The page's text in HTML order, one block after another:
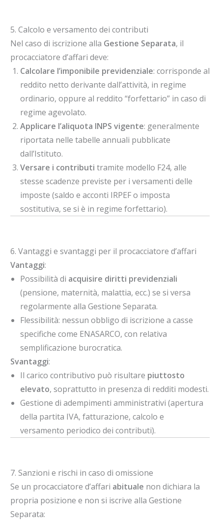
5. Calcolo e versamento dei contributi
Nel caso di iscrizione alla Gestione Separata, il
procacciatore d’affari deve:
Calcolare l’imponibile previdenziale: corrisponde al
reddito netto derivante dall’attività, in regime
ordinario, oppure al reddito “forfettario” in caso di
regime agevolato.
Applicare l’aliquota INPS vigente: generalmente
riportata nelle tabelle annuali pubblicate
dall’Istituto.
Versare i contributi tramite modello F24, alle
stesse scadenze previste per i versamenti delle
imposte (saldo e acconti IRPEF o imposta
sostitutiva, se si è in regime forfettario).
6. Vantaggi e svantaggi per il procacciatore d’affari
Vantaggi:
Possibilità di acquisire diritti previdenziali
(pensione, maternità, malattia, ecc.) se si versa
regolarmente alla Gestione Separata.
Flessibilità: nessun obbligo di iscrizione a casse
specifiche come ENASARCO, con relativa
semplificazione burocratica.
Svantaggi:
Il carico contributivo può risultare piuttosto
elevato, soprattutto in presenza di redditi modesti.
Gestione di adempimenti amministrativi (apertura
della partita IVA, fatturazione, calcolo e
versamento periodico dei contributi).
7. Sanzioni e rischi in caso di omissione
Se un procacciatore d’affari abituale non dichiara la
propria posizione e non si iscrive alla Gestione
Separata: